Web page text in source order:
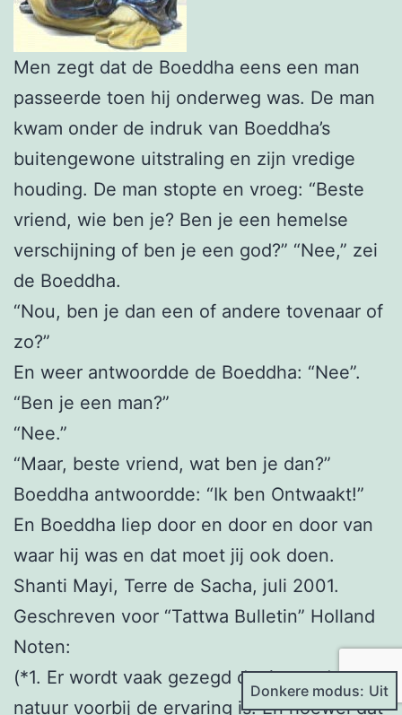
Men zegt dat de Boeddha eens een man
passeerde toen hij onderweg was. De man
kwam onder de indruk van Boeddha’s
buitengewone uitstraling en zijn vredige
houding. De man stopte en vroeg: “Beste
vriend, wie ben je? Ben je een hemelse
verschijning of ben je een god?” “Nee,” zei
de Boeddha.
“Nou, ben je dan een of andere tovenaar of
zo?”
En weer antwoordde de Boeddha: “Nee”.
“Ben je een man?”
“Nee.”
“Maar, beste vriend, wat ben je dan?”
Boeddha antwoordde: “Ik ben Ontwaakt!”
En Boeddha liep door en door en door van
waar hij was en dat moet jij ook doen.
Shanti Mayi, Terre de Sacha, juli 2001.
Geschreven voor “Tattwa Bulletin” Holland
Noten:
(*1. Er wordt vaak gezegd dat iemands zelf-
natuur voorbij de ervaring is. En hoewel dat
Donkere modus: